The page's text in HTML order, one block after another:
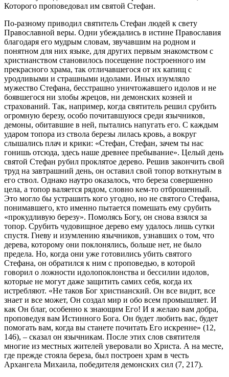
Которого проповедовал им святой Стефан.
По-разному приводил святитель Стефан людей к свету
Православной веры. Одни убеждались в истине Православия
благодаря его мудрым словам, звучавшим на родном и
понятном для них языке, для других первым знакомством с
христианством становилось посещение построенного им
прекрасного храма, так отличавшегося от их капищ с
уродливыми и страшными идолами. Иных изумляло
мужество Стефана, бесстрашно уничтожавшего идолов и не
боявшегося ни злобы жрецов, ни демонских козней и
страхований. Так, например, когда святитель решил срубить
огромную березу, особо почитавшуюся среди язычников,
демоны, обитавшие в ней, пытались напугать его. С каждым
ударом топора из ствола березы лилась кровь, а вокруг
слышались плач и крики: «Стефан, Стефан, зачем ты нас
гонишь отсюда, здесь наше древнее пребывание». Целый день
святой Стефан рубил проклятое дерево. Решив закончить свой
труд на завтрашний день, он оставил свой топор воткнутым в
его ствол. Однако наутро оказалось, что береза совершенно
цела, а топор валяется рядом, словно кем-то отброшенный.
Это могло бы устрашить кого угодно, но не святого Стефана,
понимавшего, кто именно пытается помешать ему срубить
«прокудливую березу». Помолясь Богу, он снова взялся за
топор. Срубить чудовищное дерево ему удалось лишь сутки
спустя. Гневу и изумлению язычников, узнавших о том, что
дерева, которому они поклонялись, больше нет, не было
предела. Но, когда они уже готовились убить святого
Стефана, он обратился к ним с проповедью, в которой
говорил о ложности идолопоклонства и бессилии идолов,
которые не могут даже защитить самих себя, когда их
истребляют. «Не таков Бог христианский. Он все видит, все
знает и все может, Он создал мир и обо всем промышляет. И
как Он благ, особенно к знающим Его! И я желаю вам добра,
проповедуя вам Истинного Бога. Он будет любить вас, будет
помогать вам, когда вы станете почитать Его искренне» (12,
146), – сказал он язычникам. После этих слов святителя
многие из местных жителей уверовали во Христа. А на месте,
где прежде стояла береза, был построен храм в честь
Архангела Михаила, победителя демонских сил (7, 217).